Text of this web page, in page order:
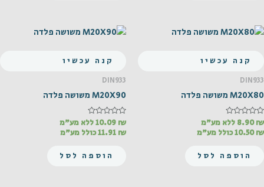
קנה עכשיו
DIN933
M20X80 משושה פלדה
דורג
מתוך
8.90₪
ללא מע"מ
10.50₪ כולל מע"מ
הוספה לסל
קנה עכשיו
DIN933
M20X90 משושה פלדה
דורג
מתוך
10.09 ₪
ללא מע"מ
11.91 ₪ כולל מע"מ
הוספה לסל